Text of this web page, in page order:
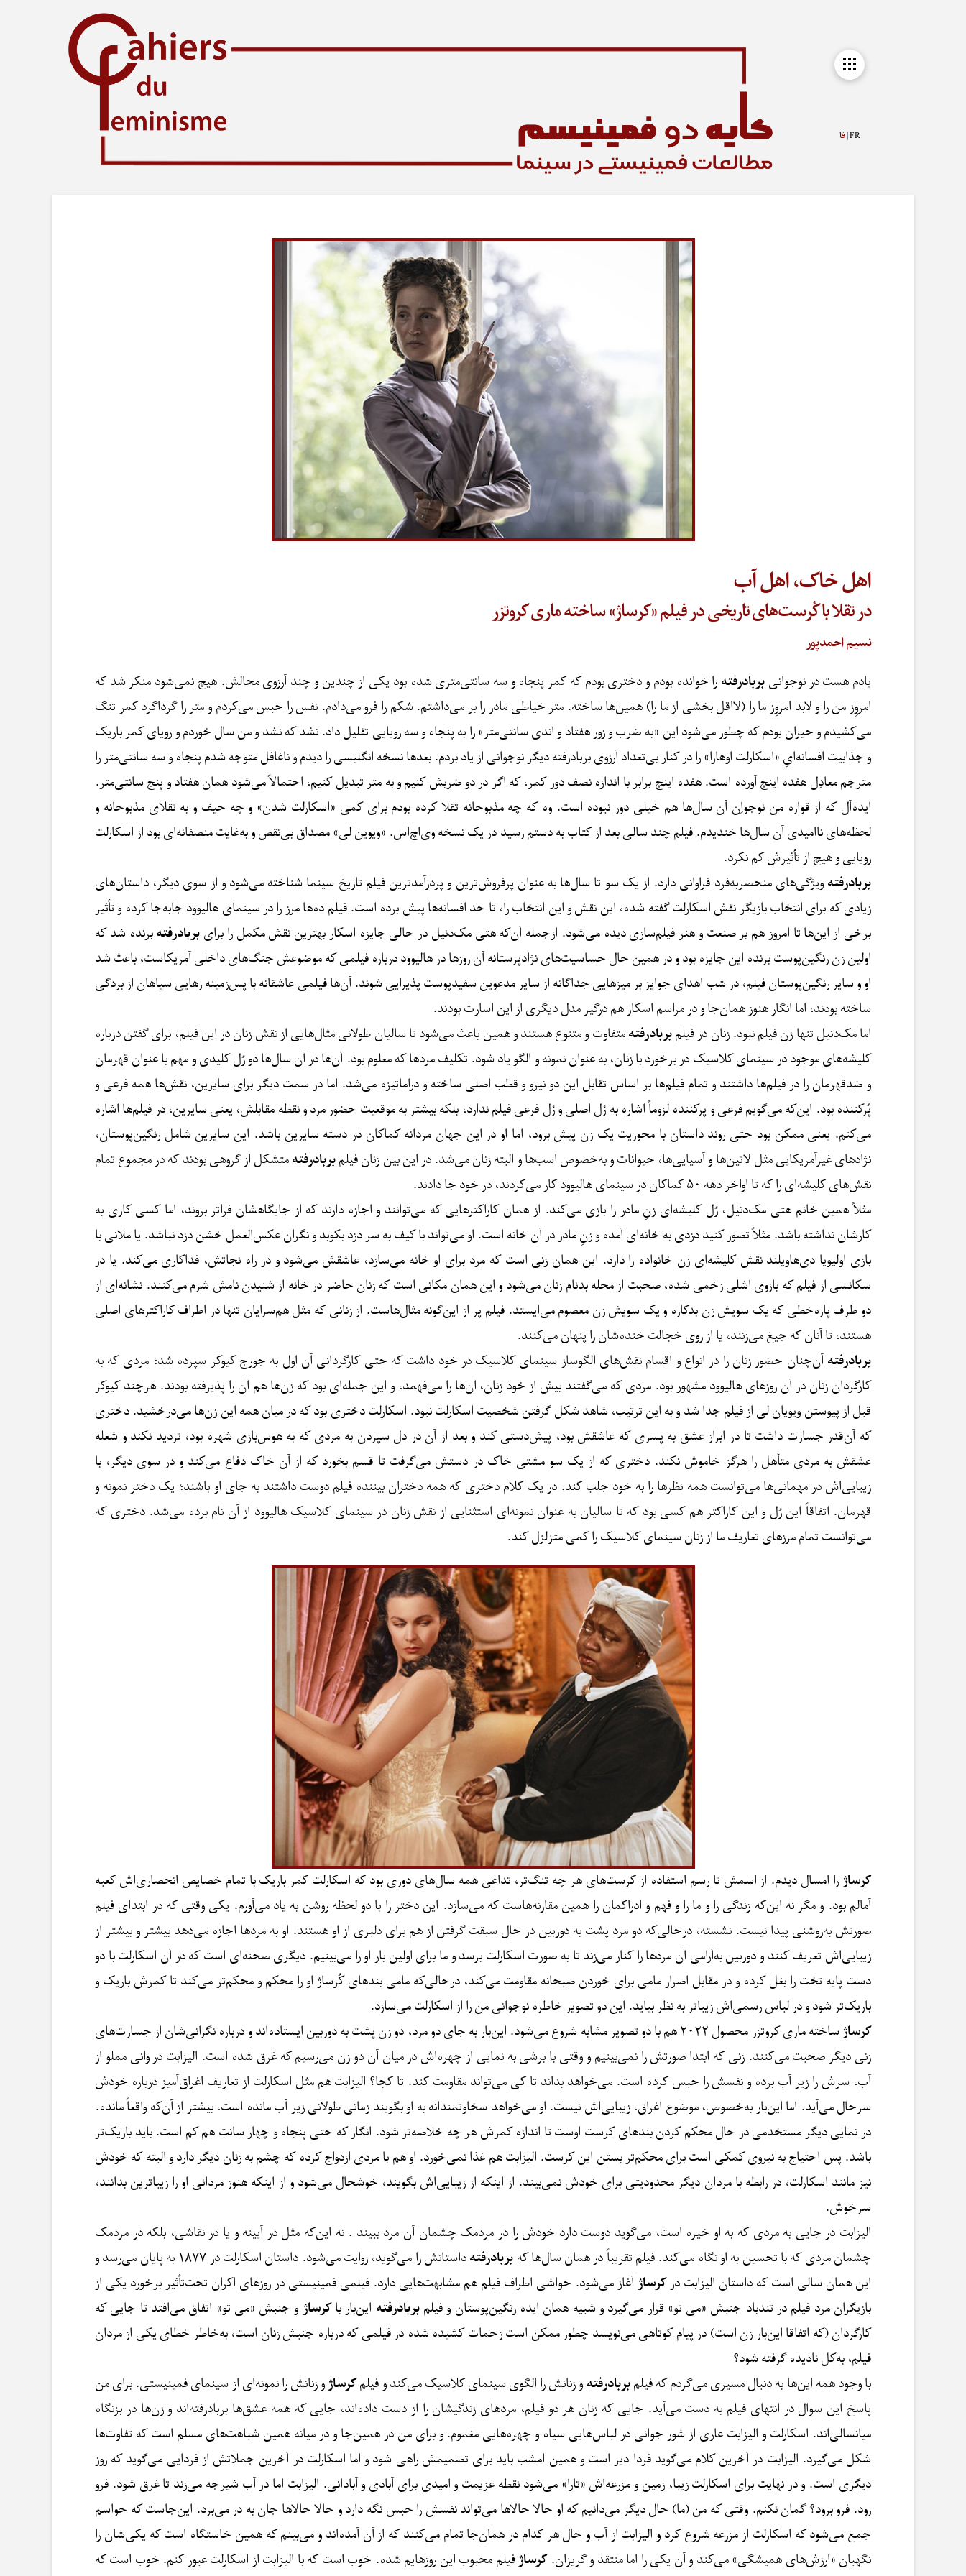
FR | فا
اهل خاک، اهل آب
در تقلا با کُرست‌های تاریخی در فیلم «کرساژ» ساخته ماری کروتزر
نسیم احمدپور
یادم هست در نوجوانی بربادرفته را خوانده بودم و دختری بودم که کمر پنجاه و سه سانتی‌متری شده بود یکی از چندین و چند آرزوی محالش. هیچ نمی‌شود منکر شد که
امروِز من را و لابد امروِز ما را (لااقل بخشی از ما را) همین‌ها ساخته. متر خیاطی مادر را بر می‌داشتم. شکم را فرو می‌دادم. نفس را حبس می‌کردم و متر را گرداگرد کمر تنگ
می‌کشیدم و حیران بودم که چطور می‌شود این «به ضرب و زور هفتاد و اندی سانتی‌متر» را به پنجاه و سه رویایی تقلیل داد. نشد که نشد و من سال خوردم و رویای کمر باریک
و جذابیت افسانه‌ایِ «اسکارلت اوهارا» را در کنار بی‌تعداد آرزوی بربادرفته دیگر نوجوانی از یاد بردم. بعدها نسخه انگلیسی را دیدم و ناغافل متوجه شدم پنجاه و سه سانتی‌متر را
مترجم معادِل هفده اینچ آورده است. هفده اینچ برابر با اندازه نصف دور کمر، که اگر در دو ضربش کنیم و به متر تبدیل کنیم، احتمالاً می‌شود همان هفتاد و پنج سانتی‌متر.
ایده‌آل که از قواره من نوجواِن آن سال‌ها هم خیلی دور نبوده است. وه که چه مذبوحانه تقلا کرده بودم برای کمی «اسکارلت شدن» و چه حیف و به تقلای مذبوحانه و
لحظه‌های ناامیدی آن سال‌ها خندیدم. فیلم چند سالی بعد از کتاب به دستم رسید در یک نسخه وی‌اچ‌اس. «ویوین لی» مصداق بی‌نقص و به‌غایت منصفانه‌ای بود از اسکارلت
رویایی و هیچ از تأثیرش کم نکرد.
بربادرفته ویژگی‌های منحصربه‌فرد فراوانی دارد. از یک سو تا سال‌ها به عنوان پرفروش‌ترین و پردرآمدترین فیلم تاریخ سینما شناخته می‌شود و از سوی دیگر، داستان‌های
زیادی که برای انتخاب بازیگر نقش اسکارلت گفته شده، این نقش و این انتخاب را، تا حد افسانه‌ها پیش برده است. فیلم ده‌ها مرز را در سینمای‌ هالیوود جابه‌جا کرده و تأثیر
برخی از این‌ها تا امروز هم بر صنعت و هنر فیلم‌سازی دیده می‌شود. ازجمله آن‌که هتی مک‌دنیل در حالی جایزه اسکار بهترین نقش مکمل را برای بربادرفته برنده شد که
اولین زن رنگین‌پوست برنده این جایزه بود و در همین حال حساسیت‌های نژادپرستانه آن روزها در ‌هالیوود درباره فیلمی که موضوعش جنگ‌های داخلی آمریکاست، باعث شد
او و سایر رنگین‌پوستان فیلم، در شب اهدای جوایز بر میزهایی جداگانه از سایر مدعوین سفیدپوست پذیرایی شوند. آن‌ها فیلمی عاشقانه با پس‌زمینه رهایی سیاهان از بردگی
ساخته بودند، اما انگار هنوز همان‌جا و در مراسم اسکار هم درگیر مدل دیگری از این اسارت بودند.
اما مک‌دنیل تنها زن فیلم نبود. زنان در فیلمبربادرفتهمتفاوت و متنوع هستند و همین باعث می‌شود تا سالیان طولانی مثال‌‌هایی از نقش زنان در این فیلم، برای گفتن درباره
کلیشه‌های موجود در سینمای کلاسیک در برخورد با زنان، به عنوان نمونه و الگو یاد شود. تکلیف مردها که معلوم بود. آن‌ها در آن سال‌ها دو رُل کلیدی و مهم با عنوان قهرمان
و ضدقهرمان را در فیلم‌ها داشتند و تمام فیلم‌ها بر اساس تقابل این دو نیرو و قطب اصلی ساخته و دراماتیزه می‌شد. اما در سمت دیگر برای سایرین، نقش‌ها همه فرعی و
پُرکننده بود. این‌که می‌گویم فرعی و پرکننده لزوماً اشاره به رُل اصلی و رُل فرعی فیلم ندارد، بلکه بیشتر به موقعیت حضور مرد و نقطه مقابلش، یعنی سایرین، در فیلم‌ها اشاره
می‌کنم. یعنی ممکن بود حتی روند داستان با محوریت یک زن پیش برود، اما او در این جهان مردانه کماکان در دسته سایرین باشد. این سایرین شامل رنگین‌پوستان،
نژاد‌های غیرآمریکایی مثل لاتین‌ها و آسیایی‌ها، حیوانات و به‌خصوص اسب‌ها و البته زنان می‌شد. در این بین زنان فیلم بربادرفته متشکل از گروهی بودند که در مجموع تمام
نقش‌های کلیشه‌ای را که تا اواخر دهه ۵۰ کماکان در سینمای‌ هالیوود کار می‌کردند، در خود جا دادند.
مثلاً همین خانم هتی مک‌دنیل، رُل کلیشه‌ای زنِ مادر را بازی می‌کند. از همان کاراکترهایی که می‌توانند و اجازه دارند که از جایگاهشان فراتر بروند، اما کسی کاری به
کارشان نداشته باشد. مثلاً تصور کنید دزدی به خانه‌ای آمده و زنِ مادر در آن خانه است. او می‌تواند با کیف به سر دزد بکوبد و نگران عکس‌العمل خشن دزد نباشد. یا ملانی با
بازی اولیویا دی‌هاویلند نقش کلیشه‌ای زن خانواده را دارد. این همان زنی است که مرد برای او خانه می‌سازد، عاشقش می‌شود و در راه نجاتش، فداکاری می‌کند. یا در
سکانسی از فیلم که بازوی اشلی زخمی شده، صحبت از محله بدنام زنان می‌شود و این همان مکانی است که زنان حاضر در خانه از شنیدن نامش شرم می‌کنند. نشانه‌ای از
دو طرف پاره‌خطی که یک سویش زن بدکاره و یک سویش زن معصوم می‌ایستد. فیلم پر از این‌گونه مثال‌هاست. از زنانی که مثل هم‌سرایان تنها در اطراف کاراکترهای اصلی
هستند، تا آنان که جیغ می‌زنند، یا از روی خجالت خنده‌شان را پنهان می‌کنند.
بربادرفته آن‌چنان حضور زنان را در انواع و اقسام نقش‌های الگوساز سینمای کلاسیک در خود داشت که حتی کارگردانی آن اول به جورج کیوکر سپرده شد؛ مردی که به
کارگردان زنان در آن روزهای ‌هالیوود مشهور بود. مردی که می‌گفتند بیش از خود زنان، آن‌ها را می‌فهمد، و این جمله‌ای بود که زن‌ها هم آن را پذیرفته بودند. هرچند کیوکر
قبل از پیوستن ویویان لی از فیلم جدا شد و به این ترتیب، شاهد شکل گرفتن شخصیت اسکارلت نبود. اسکارلت دختری بود که در میان همه این زن‌ها می‌درخشید. دختری
که آن‌قدر جسارت داشت تا در ابراز عشق به پسری که عاشقش بود، پیش‌دستی کند و بعد از آن در دل سپردن به مردی که به هوس‌بازی شهره بود، تردید نکند و شعله
عشقش به مردی متأهل را هرگز خاموش نکند. دختری که از یک سو مشتی خاک در دستش می‌گرفت تا قسم بخورد که از آن خاک دفاع می‌کند و در سوی دیگر، با
زیبایی‌اش در مهمانی‌ها می‌توانست همه نظرها را به خود جلب کند. در یک کلام دختری که همه دختران بیننده فیلم دوست داشتند به جای او باشند؛ یک دختر نمونه و
قهرمان. اتفاقاً این رُل و این کاراکتر هم کسی بود که تا سالیان به عنوان نمونه‌ای استثنایی از نقش زنان در سینمای کلاسیک ‌هالیوود از آن نام برده می‌شد. دختری که
می‌توانست تمام مرزهای تعاریف ما از زنان سینمای کلاسیک را کمی متزلزل کند.
کرساژ را امسال دیدم. از اسمش تا رسم استفاده از کرست‌های هر چه تنگ‌تر، تداعی همه سال‌های دوری بود که اسکارلت کمر باریک با تمام خصایص انحصاری‌اش کعبه
آمالم بود. و مگر نه این‌که زندگی را و ما را و فهم و ادراکمان را همین مقارنه‌هاست که می‌سازد. این دختر را با دو لحظه روشن به یاد می‌آورم. یکی وقتی که در ابتدای فیلم
صورتش به‌روشنی پیدا نیست. نشسته، در‌حالی‌که دو مرد پشت به دوربین در حال سبقت گرفتن از هم برای دلبری از او هستند. او به مردها اجازه می‌دهد بیشتر و بیشتر از
زیبایی‌اش تعریف کنند و دوربین به‌آرامی آن مردها را کنار می‌زند تا به صورت اسکارلت برسد و ما برای اولین بار او را می‌بینیم. دیگری صحنه‌ای است که در آن اسکارلت با دو
دست پایه تخت را بغل کرده و در مقابل اصرار مامی برای خوردن صبحانه مقاومت می‌کند، درحالی‌که مامی بند‌های کُرساژ او را محکم و محکم‌تر می‌کند تا کمرش باریک و
باریک‌تر شود و در لباس رسمی‌اش زیباتر به نظر بیاید. این دو تصویر خاطره نوجوانی من را از اسکارلت می‌سازد.
کرساژ
ساخته ماری کروتزر محصول ۲۰۲۲ هم با دو تصویر مشابه شروع می‌شود. این‌بار به جای دو مرد، دو زن پشت به دوربین ایستاده‌اند و درباره نگرانی‌شان از جسارت‌های
زنی دیگر صحبت می‌کنند. زنی که ابتدا صورتش را نمی‌بینیم و وقتی با برشی به نمایی از چهره‌اش در میان آن دو زن می‌رسیم که غرق شده است. الیزابت در وانی مملو از
آب، سرش را زیر آب برده و نفسش را حبس کرده است. می‌خواهد بداند تا کی می‌تواند مقاومت کند. تا کجا؟ الیزابت هم مثل اسکارلت از تعاریف اغراق‌آمیز درباره خودش
سرحال می‌آید. اما این‌بار به‌خصوص، موضوع اغراق، زیبایی‌اش نیست. او می‌خواهد سخاوتمندانه به او بگویند زمانی طولانی زیر آب مانده است، بیشتر از آن‌که واقعاً مانده.
در نمایی دیگر مستخدمی در حال محکم کردن بندهای کرست اوست تا اندازه کمرش هر چه خلاصه‌تر شود. انگار که حتی پنجاه و چهار سانت هم کم است. باید باریک‌تر
باشد. پس احتیاج به نیروی کمکی است برای محکم‌تر بستن این کرست. الیزابت هم غذا نمی‌خورد. او هم با مردی ازدواج کرده که چشم به زنان دیگر دارد و البته که خودش
نیز مانند اسکارلت، در رابطه با مردان دیگر محدودیتی برای خودش نمی‌بیند. از اینکه از زیبایی‌اش بگویند، خوشحال می‌شود و از اینکه هنوز مردانی او را زیباترین بدانند،
سرخوش.
الیزابت در جایی به مردی که به او خیره است، می‌گوید دوست دارد خودش را در مردمک چشمان آن مرد ببیند . نه این‌که مثل در آیینه و یا در نقاشی، بلکه در مردمک
چشمان مردی که با تحسین به او نگاه می‌کند. فیلم تقریباً در همان سال‌ها که بربادرفته
داستانش را می‌گوید، روایت می‌شود. داستان اسکارلت در ۱۸۷۷ به پایان می‌رسد و
این همان سالی است که داستان الیزابت در کرساژ آغاز می‌شود. حواشی اطراف فیلم هم مشابهت‌هایی دارد. فیلمی فمینیستی در روزهای اکران تحت‌تأثیر برخورد یکی از
بازیگران مرد فیلم در تندباد جنبش «می تو» قرار می‌گیرد و شبیه همان ایده رنگین‌پوستان و فیلمبربادرفته این‌بار باکرساژ و جنبش «می تو» اتفاق می‌افتد تا جایی که
کارگردان (که اتفاقا این‌بار زن است) در پیام کوتاهی می‌نویسد چطور ممکن است زحمات کشیده شده در فیلمی که درباره جنبش زنان است، به‌خاطر خطای یکی از مردان
فیلم، به‌کل نادیده گرفته شود؟
با وجود همه این‌ها به دنبال مسیری می‌گردم که فیلمبربادرفته و زنانش را الگوی سینمای کلاسیک می‌کند و فیلم کرساژ و زنانش را نمونه‌ای از سینمای فمینیستی. برای من
پاسخ این سوال در انتهای فیلم به دست می‌آید. جایی که زنان هر دو فیلم، مردهای زندگیشان را از دست داده‌اند، جایی که همه عشق‌ها بربادرفته‌اند و زن‌ها در بزنگاه
میانسالی‌اند. اسکارلت و الیزابت عاری از شور جوانی در لباس‌هایی سیاه و چهره‌هایی مغموم. و برای من در همین‌جا و در میانه همین شباهت‌های مسلم است که تفاوت‌ها
شکل می‌گیرد. الیزابت در آخرین کلام می‌گوید فردا دیر است و همین امشب باید برای تصمیمش راهی شود و اما اسکارلت در آخرین جملاتش از فردایی می‌گوید که روز
دیگری است. و در نهایت برای اسکارلت زیبا، زمین و مزرعه‌‎اش «تارا» می‌شود نقطه عزیمت و امیدی برای آبادی و آبادانی. الیزابت اما در آب شیرجه می‌زند تا غرق شود. فرو
رود. فرو برود؟ گمان نکنم. وقتی که من (ما) حال دیگر می‌دانیم که او حالا حالاها می‌تواند نفسش را حبس نگه دارد و حالا حالاها جان به در می‌برد. این‌جاست که حواسم
جمع می‌شود که اسکارلت از مزرعه شروع کرد و الیزابت از آب و حال هر کدام در همان‌جا تمام می‌کنند که از آن آمده‌اند و می‌بینم که همین خاستگاه است که یکی‌شان را
نگهبان «ارزش‌های همیشگی» می‌کند و آن یکی را اما منتقد و گریزان. کرساژفیلم محبوب این روزهایم شده. خوب است که با الیزابت از اسکارلت عبور کنم. خوب است که